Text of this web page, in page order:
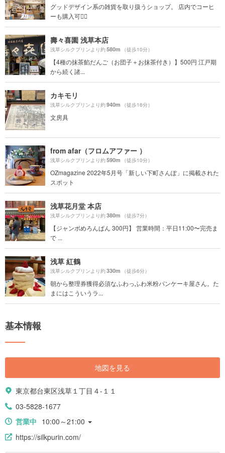
グッドデザイン系の雑貨を取り扱うショップ。 店内でコーヒ
ーも購入可🙆‍♀️
壽々喜園 浅草本店
浅草シルクプリンより約580m （徒歩10分）
【4種の抹茶餡だんご（お団子＋お抹茶付き）】500円 江戸期
から続く諸...
カキモリ
浅草シルクプリンより約940m （徒歩16分）
文房具
from afar（フロムアファー ）
浅草シルクプリンより約590m （徒歩10分）
OZmagazine 2022年5月号「新しい下町さんぽ」に掲載された
スポット
浅草花月堂 本店
浅草シルクプリンより約380m （徒歩7分）
【ジャンボめろんぱん 300円】 営業時間：平日11:00〜完売ま
で ...
浅草 紅鶴
浅草シルクプリンより約330m （徒歩6分）
朝から整理券獲得必須なふわっふわ米粉パンケーキ屋さん。た
まにはこういうラ...
基本情報
地図を見る
東京都台東区浅草１丁目４-１１
03-5828-1677
営業中 10:00～21:00
https://silkpurin.com/